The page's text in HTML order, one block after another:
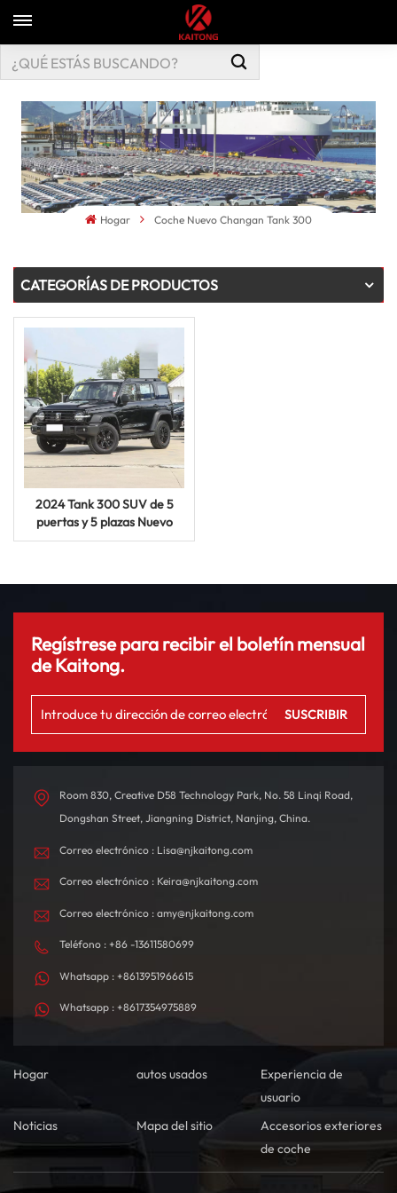
Hogar Coche Nuevo Changan Tank 300
CATEGORÍAS DE PRODUCTOS
2024 Tank 300 SUV de 5
puertas y 5 plazas Nuevo
vehículo de gasolina Autos
Regístrese para recibir el boletín mensual
de Kaitong.
Room 830, Creative D58 Technology Park, No. 58 Linqi Road,
Dongshan Street, Jiangning District, Nanjing, China.
Correo electrónico : Lisa@njkaitong.com
Correo electrónico : Keira@njkaitong.com
Correo electrónico : amy@njkaitong.com
Teléfono : +86 -13611580699
Whatsapp : +8613951966615
Whatsapp : +8617354975889
Hogar autos usados
Experiencia de
usuario
Noticias
Mapa del sitio
Accesorios exteriores
de coche